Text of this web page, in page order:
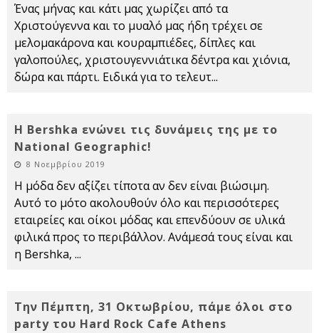
Ένας μήνας και κάτι μας χωρίζει από τα
Χριστούγεννα και το μυαλό μας ήδη τρέχει σε
μελομακάρονα και κουραμπιέδες, δίπλες και
γαλοπούλες, χριστουγεννιάτικα δέντρα και χιόνια,
δώρα και πάρτι. Ειδικά για το τελευτ...
Η Bershka ενώνει τις δυνάμεις της με το
National Geographic!
8 Νοεμβρίου 2019
Η μόδα δεν αξίζει τίποτα αν δεν είναι βιώσιμη.
Αυτό το μότο ακολουθούν όλο και περισσότερες
εταιρείες και οίκοι μόδας και επενδύουν σε υλικά
φιλικά προς το περιβάλλον. Ανάμεσά τους είναι και
η Bershka, ...
Την Πέμπτη, 31 Οκτωβρίου, πάμε όλοι στο
party του Hard Rock Cafe Athens